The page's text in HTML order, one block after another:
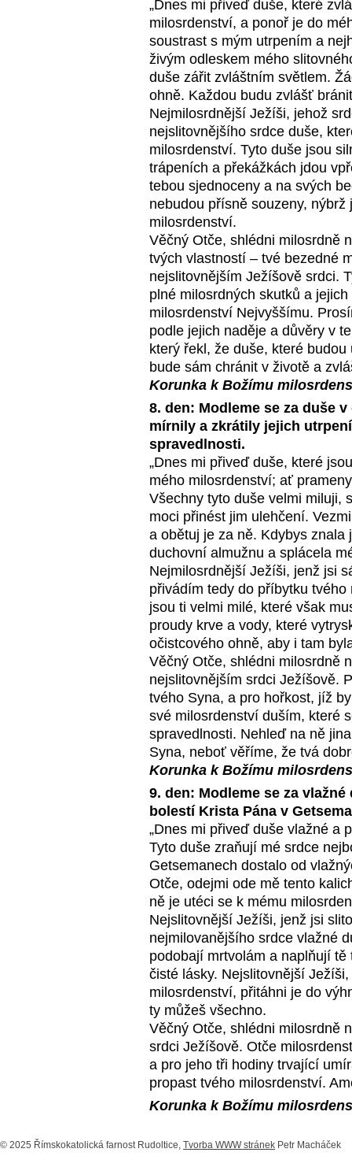
„Dnes mi přiveď duše, které
milosrdenství, a ponoř je do
soustrast s mým utrpením a
živým odleskem mého
duše zářit zvláštním světlem.
ohně. Každou budu zvlášť
Nejmilosrdnější Ježíši, jehož
nejslitovnějšího srdce duše,
milosrdenství. Tyto duše jsou
trápeních a překážkách jdou
tebou sjednoceny a na svých
nebudou přísně souzeny,
milosrdenství.
Věčný Otče, shlédni milosrdně
tvých vlastností – tvé bezedné
nejslitovnějším Ježíšově srdci.
plné milosrdných skutků a
milosrdenství Nejvyššímu.
podle jejich naděje a důvěry v
který řekl, že duše, které
bude sám chránit v životě a
Korunka k Božímu
8. den: Modleme se za duše
mírnily a zkrátily jejich
spravedlnosti.
„Dnes mi přiveď duše, které
mého milosrdenství; ať
Všechny tyto duše velmi miluji,
moci přinést jim ulehčení.
a obětuj je za ně. Kdybys
duchovní almužnu a splácela
Nejmilosrdnější Ježíši, jenž jsi
přivádím tedy do příbytku
jsou ti velmi milé, které však
proudy krve a vody, které
očistcového ohně, aby i tam
Věčný Otče, shlédni milosrdně
nejslitovnějším srdci Ježíšově.
tvého Syna, a pro hořkost, jíž
své milosrdenství duším, které
spravedlnosti. Nehleď na ně
Syna, neboť věříme, že tvá
Korunka k Božímu
9. den: Modleme se za
bolestí Krista Pána v
„Dnes mi přiveď duše vlažné a
Tyto duše zraňují mé srdce
Getsemanech dostalo od
Otče, odejmi ode mě tento
ně je utéci se k mému
Nejslitovnější Ježíši, jenž jsi
nejmilovanějšího srdce vlažné
podobají mrtvolám a naplňují
čisté lásky. Nejslitovnější
milosrdenství, přitáhni je do
ty můžeš všechno.
Věčný Otče, shlédni milosrdně
srdci Ježíšově. Otče
a pro jeho tři hodiny trvající
propast tvého milosrdenství.
Korunka k Božímu
© 2025 Římskokatolická farnost Rudoltice, Tvorba WWW stránek Petr Macháček